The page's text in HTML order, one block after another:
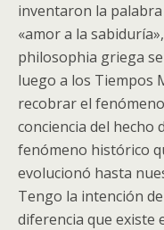
inventaron la
«amor a la
philosophia griega
luego a los Tiempos
recobrar el
conciencia del hecho
fenómeno histórico
evolucionó hasta
Tengo la intención
diferencia que existe